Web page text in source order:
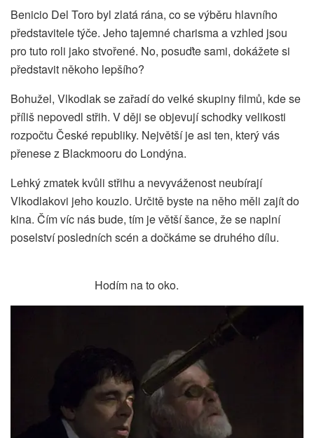
Benicio Del Toro byl zlatá rána, co se výběru hlavního
představitele týče. Jeho tajemné charisma a vzhled jsou
pro tuto roli jako stvořené. No, posuďte sami, dokážete si
představit někoho lepšího?
Bohužel, Vlkodlak se zařadí do velké skupiny filmů, kde se
příliš nepovedl střih. V ději se objevují schodky velikosti
rozpočtu České republiky. Největší je asi ten, který vás
přenese z Blackmooru do Londýna.
Lehký zmatek kvůli střihu a nevyváženost neubírají
Vlkodlakovi jeho kouzlo. Určitě byste na něho měli zajít do
kina. Čím víc nás bude, tím je větší šance, že se naplní
poselství posledních scén a dočkáme se druhého dílu.
Hodím na to oko.